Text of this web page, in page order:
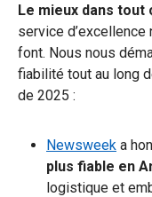
Le mieux dans tout
service
font. Nous nous
fiabilité tout au long
de 2025 :
Newsweek a
plus fiable en
logistique et